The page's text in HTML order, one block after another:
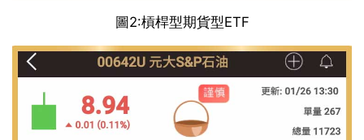
圖2:槓桿型期貨型ETF